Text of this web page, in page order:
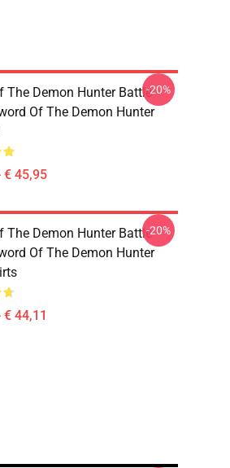
The Demon Hunter Battle
Of The Demon Hunter
€ 45,95
-20%
The Demon Hunter Battle
Of The Demon Hunter
44,11
-20%